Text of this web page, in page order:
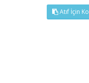
Atıf İçin